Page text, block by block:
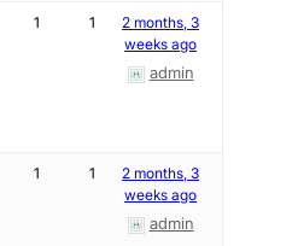
1 1
2 months, 3
weeks ago
admin
1 1
2 months, 3
weeks ago
admin